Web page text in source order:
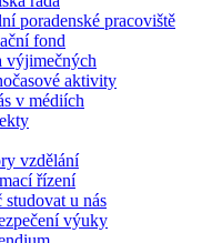
poradenské pracoviště
fond
výjimečných
aktivity
v médiích
vzdělání
řízení
studovat u nás
výuky